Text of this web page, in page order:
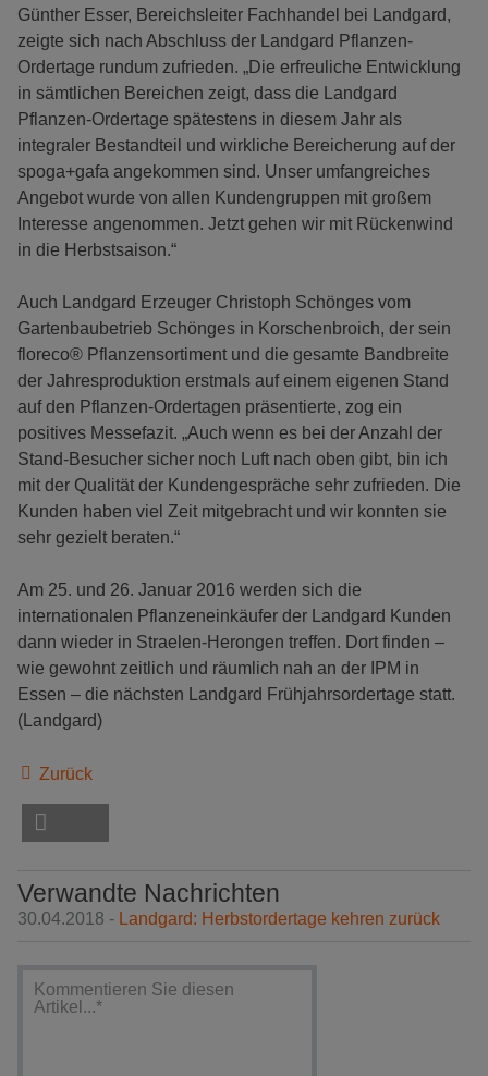
Günther Esser, Bereichsleiter Fachhandel bei Landgard,
zeigte sich nach Abschluss der Landgard Pflanzen-
Ordertage rundum zufrieden. „Die erfreuliche Entwicklung
in sämtlichen Bereichen zeigt, dass die Landgard
Pflanzen-Ordertage spätestens in diesem Jahr als
integraler Bestandteil und wirkliche Bereicherung auf der
spoga+gafa angekommen sind. Unser umfangreiches
Angebot wurde von allen Kundengruppen mit großem
Interesse angenommen. Jetzt gehen wir mit Rückenwind
in die Herbstsaison.“
Auch Landgard Erzeuger Christoph Schönges vom
Gartenbaubetrieb Schönges in Korschenbroich, der sein
floreco® Pflanzensortiment und die gesamte Bandbreite
der Jahresproduktion erstmals auf einem eigenen Stand
auf den Pflanzen-Ordertagen präsentierte, zog ein
positives Messefazit. „Auch wenn es bei der Anzahl der
Stand-Besucher sicher noch Luft nach oben gibt, bin ich
mit der Qualität der Kundengespräche sehr zufrieden. Die
Kunden haben viel Zeit mitgebracht und wir konnten sie
sehr gezielt beraten.“
Am 25. und 26. Januar 2016 werden sich die
internationalen Pflanzeneinkäufer der Landgard Kunden
dann wieder in Straelen-Herongen treffen. Dort finden –
wie gewohnt zeitlich und räumlich nah an der IPM in
Essen – die nächsten Landgard Frühjahrsordertage statt.
(Landgard)
Zurück
Verwandte Nachrichten
30.04.2018 - Landgard: Herbstordertage kehren zurück